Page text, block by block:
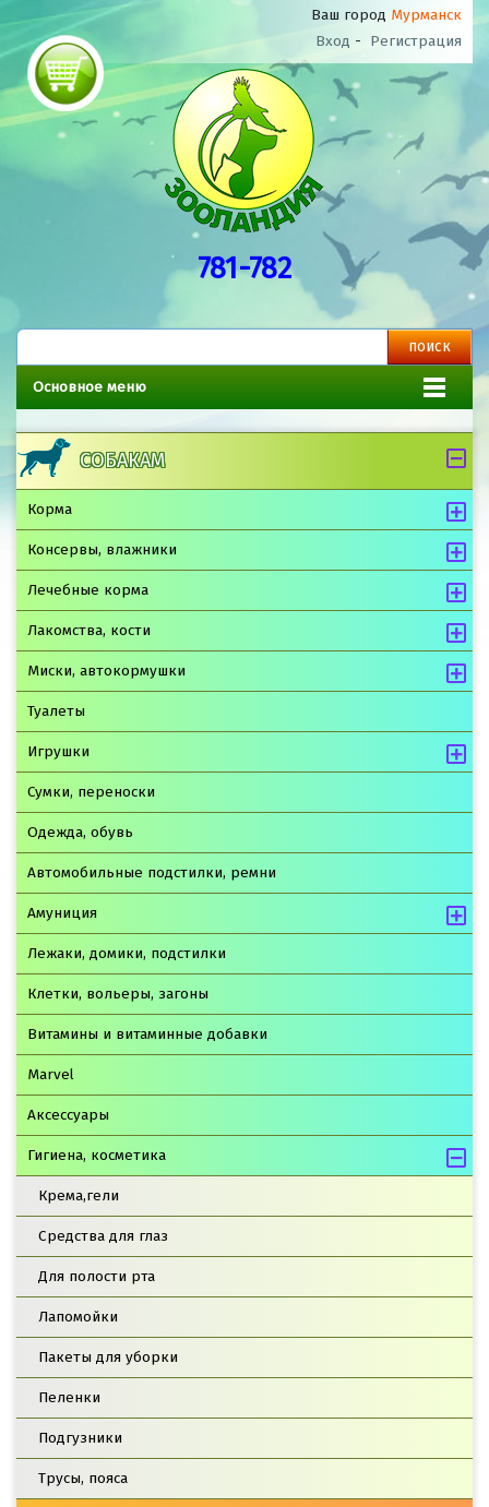
Ваш город Мурманск
Вход - Регистрация
781-782
Основное меню
СОБАКАМ
Корма
Консервы, влажники
Лечебные корма
Лакомства, кости
Миски, автокормушки
Туалеты
Игрушки
Сумки, переноски
Одежда, обувь
Автомобильные подстилки, ремни
Амуниция
Лежаки, домики, подстилки
Клетки, вольеры, загоны
Витамины и витаминные добавки
Marvel
Аксессуары
Гигиена, косметика
Крема,гели
Средства для глаз
Для полости рта
Лапомойки
Пакеты для уборки
Пеленки
Подгузники
Трусы, пояса